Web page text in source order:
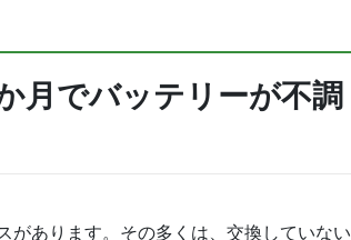
月でバッテリーが不調
があります。その多くは、交換していない